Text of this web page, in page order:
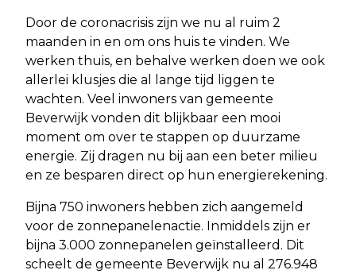
Door de coronacrisis zijn we nu al ruim 2
maanden in en om ons huis te vinden. We
werken thuis, en behalve werken doen we ook
allerlei klusjes die al lange tijd liggen te
wachten. Veel inwoners van gemeente
Beverwijk vonden dit blijkbaar een mooi
moment om over te stappen op duurzame
energie. Zij dragen nu bij aan een beter milieu
en ze besparen direct op hun energierekening.
Bijna 750 inwoners hebben zich aangemeld
voor de zonnepanelenactie. Inmiddels zijn er
bijna 3.000 zonnepanelen geïnstalleerd. Dit
scheelt de gemeente Beverwijk nu al 276.948